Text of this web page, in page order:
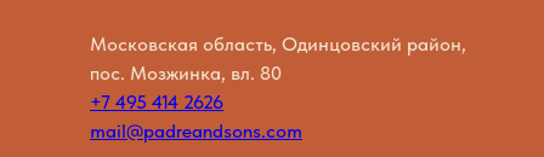
Московская область, Одинцовский район,
пос. Мозжинка, вл. 80
+7 495 414 2626
mail@padreandsons.com